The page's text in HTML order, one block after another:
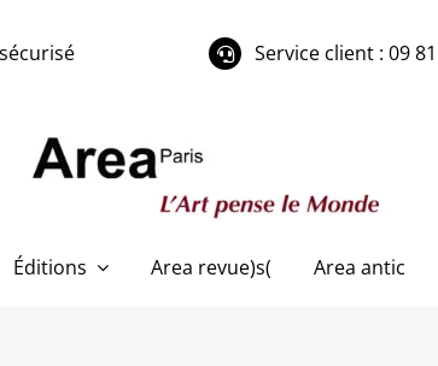
Service client : 09
Éditions Area revue)s( Area antic